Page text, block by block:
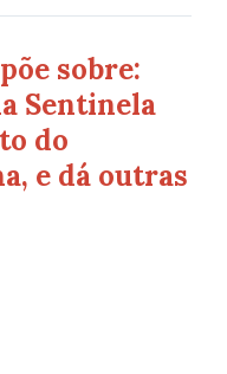
sobre:
Sentinela
do
e dá outras